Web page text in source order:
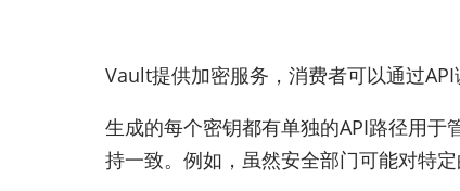
Vault提供加密服务，消费者可以通过
生成的每个密钥都有单独的API路径用
持一致。例如，虽然安全部门可能对特